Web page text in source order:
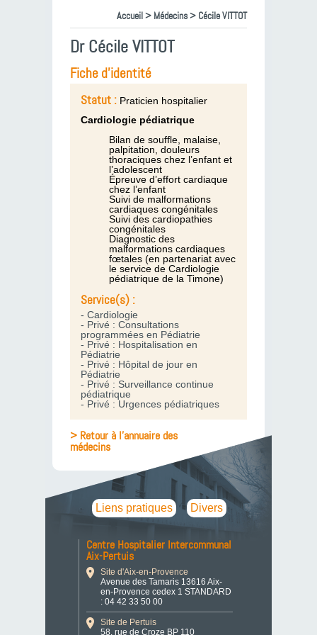
Accueil> Médecins> Cécile VITTOT
Dr Cécile VITTOT
Fiche d'identité
Statut : Praticien hospitalier
Cardiologie pédiatrique
Bilan de souffle, malaise,
palpitation, douleurs
thoraciques chez l’enfant et
l’adolescent
Épreuve d’effort cardiaque
chez l’enfant
Suivi de malformations
cardiaques congénitales
Suivi des cardiopathies
congénitales
Diagnostic des
malformations cardiaques
fœtales (en partenariat avec
le service de Cardiologie
pédiatrique de la Timone)
Service(s) :
- Cardiologie
- Privé : Consultations
programmées en Pédiatrie
- Privé : Hospitalisation en
Pédiatrie
- Privé : Hôpital de jour en
Pédiatrie
- Privé : Surveillance continue
pédiatrique
- Privé : Urgences pédiatriques
> Retour à l'annuaire des
médecins
Liens pratiques Divers
Centre Hospitalier Intercommunal
Aix-Pertuis
Site d'Aix-en-Provence
Avenue des Tamaris 13616 Aix-
en-Provence cedex 1 STANDARD
: 04 42 33 50 00
Site de Pertuis
58, rue de Croze BP 110